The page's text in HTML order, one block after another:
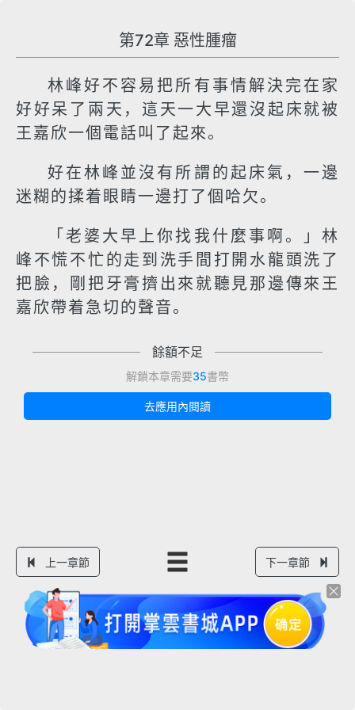
第72章 惡性腫瘤
林峰好不容易把所有事情解決完在家
好好呆了兩天，這天一大早還沒起床就被
王嘉欣一個電話叫了起來。
好在林峰並沒有所謂的起床氣，一邊
迷糊的揉着眼睛一邊打了個哈欠。
「老婆大早上你找我什麼事啊。」林
峰不慌不忙的走到洗手間打開水龍頭洗了
把臉，剛把牙膏擠出來就聽見那邊傳來王
嘉欣帶着急切的聲音。
餘額不足
解鎖本章需要35書幣
去應用內閱讀
上一章節 下一章節